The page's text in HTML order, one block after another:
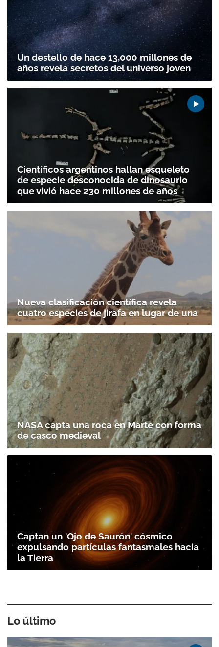
Un destello de hace 13,000 millones de
años revela secretos del universo joven
Científicos argentinos hallan esqueleto
de especie desconocida de dinosaurio
que vivió hace 230 millones de años
Nueva clasificación científica revela
cuatro especies de jirafa en lugar de una
NASA capta una roca en Marte con forma
de casco medieval
Captan un 'Ojo de Saurón' cósmico
expulsando partículas fantasmales hacia
la Tierra
Lo último